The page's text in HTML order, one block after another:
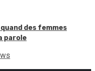
des femmes
parole